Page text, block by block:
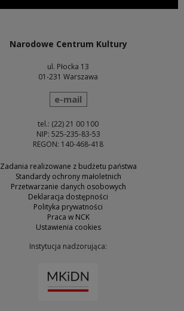
Narodowe Centrum Kultury
ul. Płocka 13
01-231 Warszawa
wyślij wiadomość
e-mail
tel.: (22) 21 00 100
NIP: 525-235-83-53
REGON: 140-468-418
Zadania realizowane z budżetu państwa
Standardy ochrony małoletnich
Przetwarzanie danych osobowych
Deklaracja dostępności
Polityka prywatności
Praca w NCK
Ustawienia cookies
Instytucja nadzorująca: